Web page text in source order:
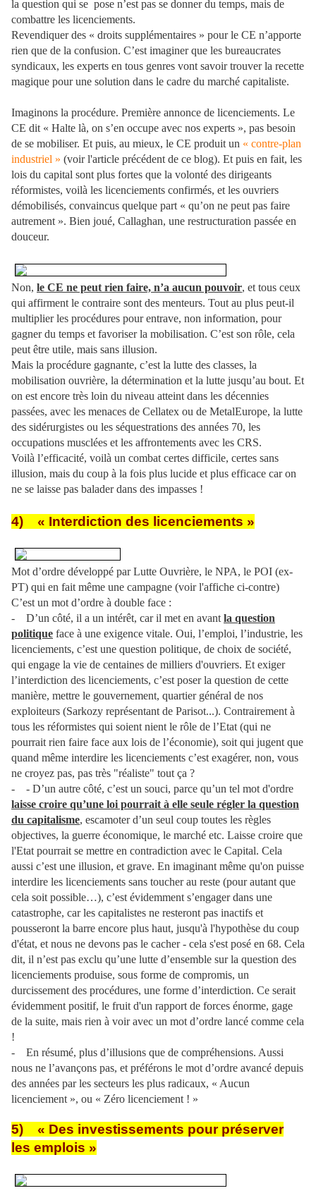
la question qui se pose n’est pas se donner du temps, mais de
combattre les licenciements.
Revendiquer des « droits supplémentaires » pour le CE n’apporte
rien que de la confusion. C’est imaginer que les bureaucrates
syndicaux, les experts en tous genres vont savoir trouver la recette
magique pour une solution dans le cadre du marché capitaliste.
Imaginons la procédure. Première annonce de licenciements. Le
CE dit « Halte là, on s’en occupe avec nos experts », pas besoin
de se mobiliser. Et puis, au mieux, le CE produit un « contre-plan
industriel » (voir l'article précédent de ce blog). Et puis en fait, les
lois du capital sont plus fortes que la volonté des dirigeants
réformistes, voilà les licenciements confirmés, et les ouvriers
démobilisés, convaincus quelque part « qu’on ne peut pas faire
autrement ». Bien joué, Callaghan, une restructuration passée en
douceur.
Non, le CE ne peut rien faire, n’a aucun pouvoir, et tous ceux
qui affirment le contraire sont des menteurs. Tout au plus peut-il
multiplier les procédures pour entrave, non information, pour
gagner du temps et favoriser la mobilisation. C’est son rôle, cela
peut être utile, mais sans illusion.
Mais la procédure gagnante, c’est la lutte des classes, la
mobilisation ouvrière, la détermination et la lutte jusqu’au bout. Et
on est encore très loin du niveau atteint dans les décennies
passées, avec les menaces de Cellatex ou de MetalEurope, la lutte
des sidérurgistes ou les séquestrations des années 70, les
occupations musclées et les affrontements avec les CRS.
Voilà l’efficacité, voilà un combat certes difficile, certes sans
illusion, mais du coup à la fois plus lucide et plus efficace car on
ne se laisse pas balader dans des impasses !
4) « Interdiction des licenciements »
Mot d’ordre développé par Lutte Ouvrière, le NPA, le POI (ex-
PT) qui en fait même une campagne (voir l'affiche ci-contre)
C’est un mot d’ordre à double face :
- D’un côté, il a un intérêt, car il met en avant la question
politique face à une exigence vitale. Oui, l’emploi, l’industrie, les
licenciements, c’est une question politique, de choix de société,
qui engage la vie de centaines de milliers d'ouvriers. Et exiger
l’interdiction des licenciements, c’est poser la question de cette
manière, mettre le gouvernement, quartier général de nos
exploiteurs (Sarkozy représentant de Parisot...). Contrairement à
tous les réformistes qui soient nient le rôle de l’Etat (qui ne
pourrait rien faire face aux lois de l’économie), soit qui jugent que
quand même interdire les licenciements c’est exagérer, non, vous
ne croyez pas, pas très "réaliste" tout ça ?
- - D’un autre côté, c’est un souci, parce qu’un tel mot d'ordre
laisse croire qu’une loi pourrait à elle seule régler la question
du capitalisme, escamoter d’un seul coup toutes les règles
objectives, la guerre économique, le marché etc. Laisse croire que
l'Etat pourrait se mettre en contradiction avec le Capital. Cela
aussi c’est une illusion, et grave. En imaginant même qu'on puisse
interdire les licenciements sans toucher au reste (pour autant que
cela soit possible…), c’est évidemment s’engager dans une
catastrophe, car les capitalistes ne resteront pas inactifs et
pousseront la barre encore plus haut, jusqu'à l'hypothèse du coup
d'état, et nous ne devons pas le cacher - cela s'est posé en 68. Cela
dit, il n’est pas exclu qu’une lutte d’ensemble sur la question des
licenciements produise, sous forme de compromis, un
durcissement des procédures, une forme d’interdiction. Ce serait
évidemment positif, le fruit d'un rapport de forces énorme, gage
de la suite, mais rien à voir avec un mot d’ordre lancé comme cela
!
- En résumé, plus d’illusions que de compréhensions. Aussi
nous ne l’avançons pas, et préférons le mot d’ordre avancé depuis
des années par les secteurs les plus radicaux, « Aucun
licenciement », ou « Zéro licenciement ! »
5) « Des investissements pour préserver
les emplois »